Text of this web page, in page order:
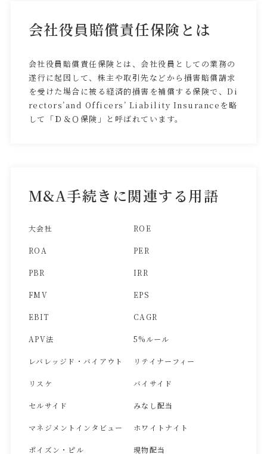
会社役員賠償責任保険とは
会社役員賠償責任保険とは、会社役員としての業務の
遂行に起因して、株主や取引先などから損害賠償請求
を受けた場合に被る経済的損害を補償する保険で、Di
rectors’and Officers’ Liability Insuranceを略
して「Ｄ＆Ｏ保険」と呼ばれています。
M&A手続きに関連する用語
大会社 ROE
ROA PER
PBR IRR
FMV EPS
EBIT CAGR
APV法 5%ルール
レバレッジド・バイアウト リテイナーフィー
リスケ バイサイド
セルサイド みなし配当
マネジメントインタビュー ホワイトナイト
ポイズン・ピル 現物配当